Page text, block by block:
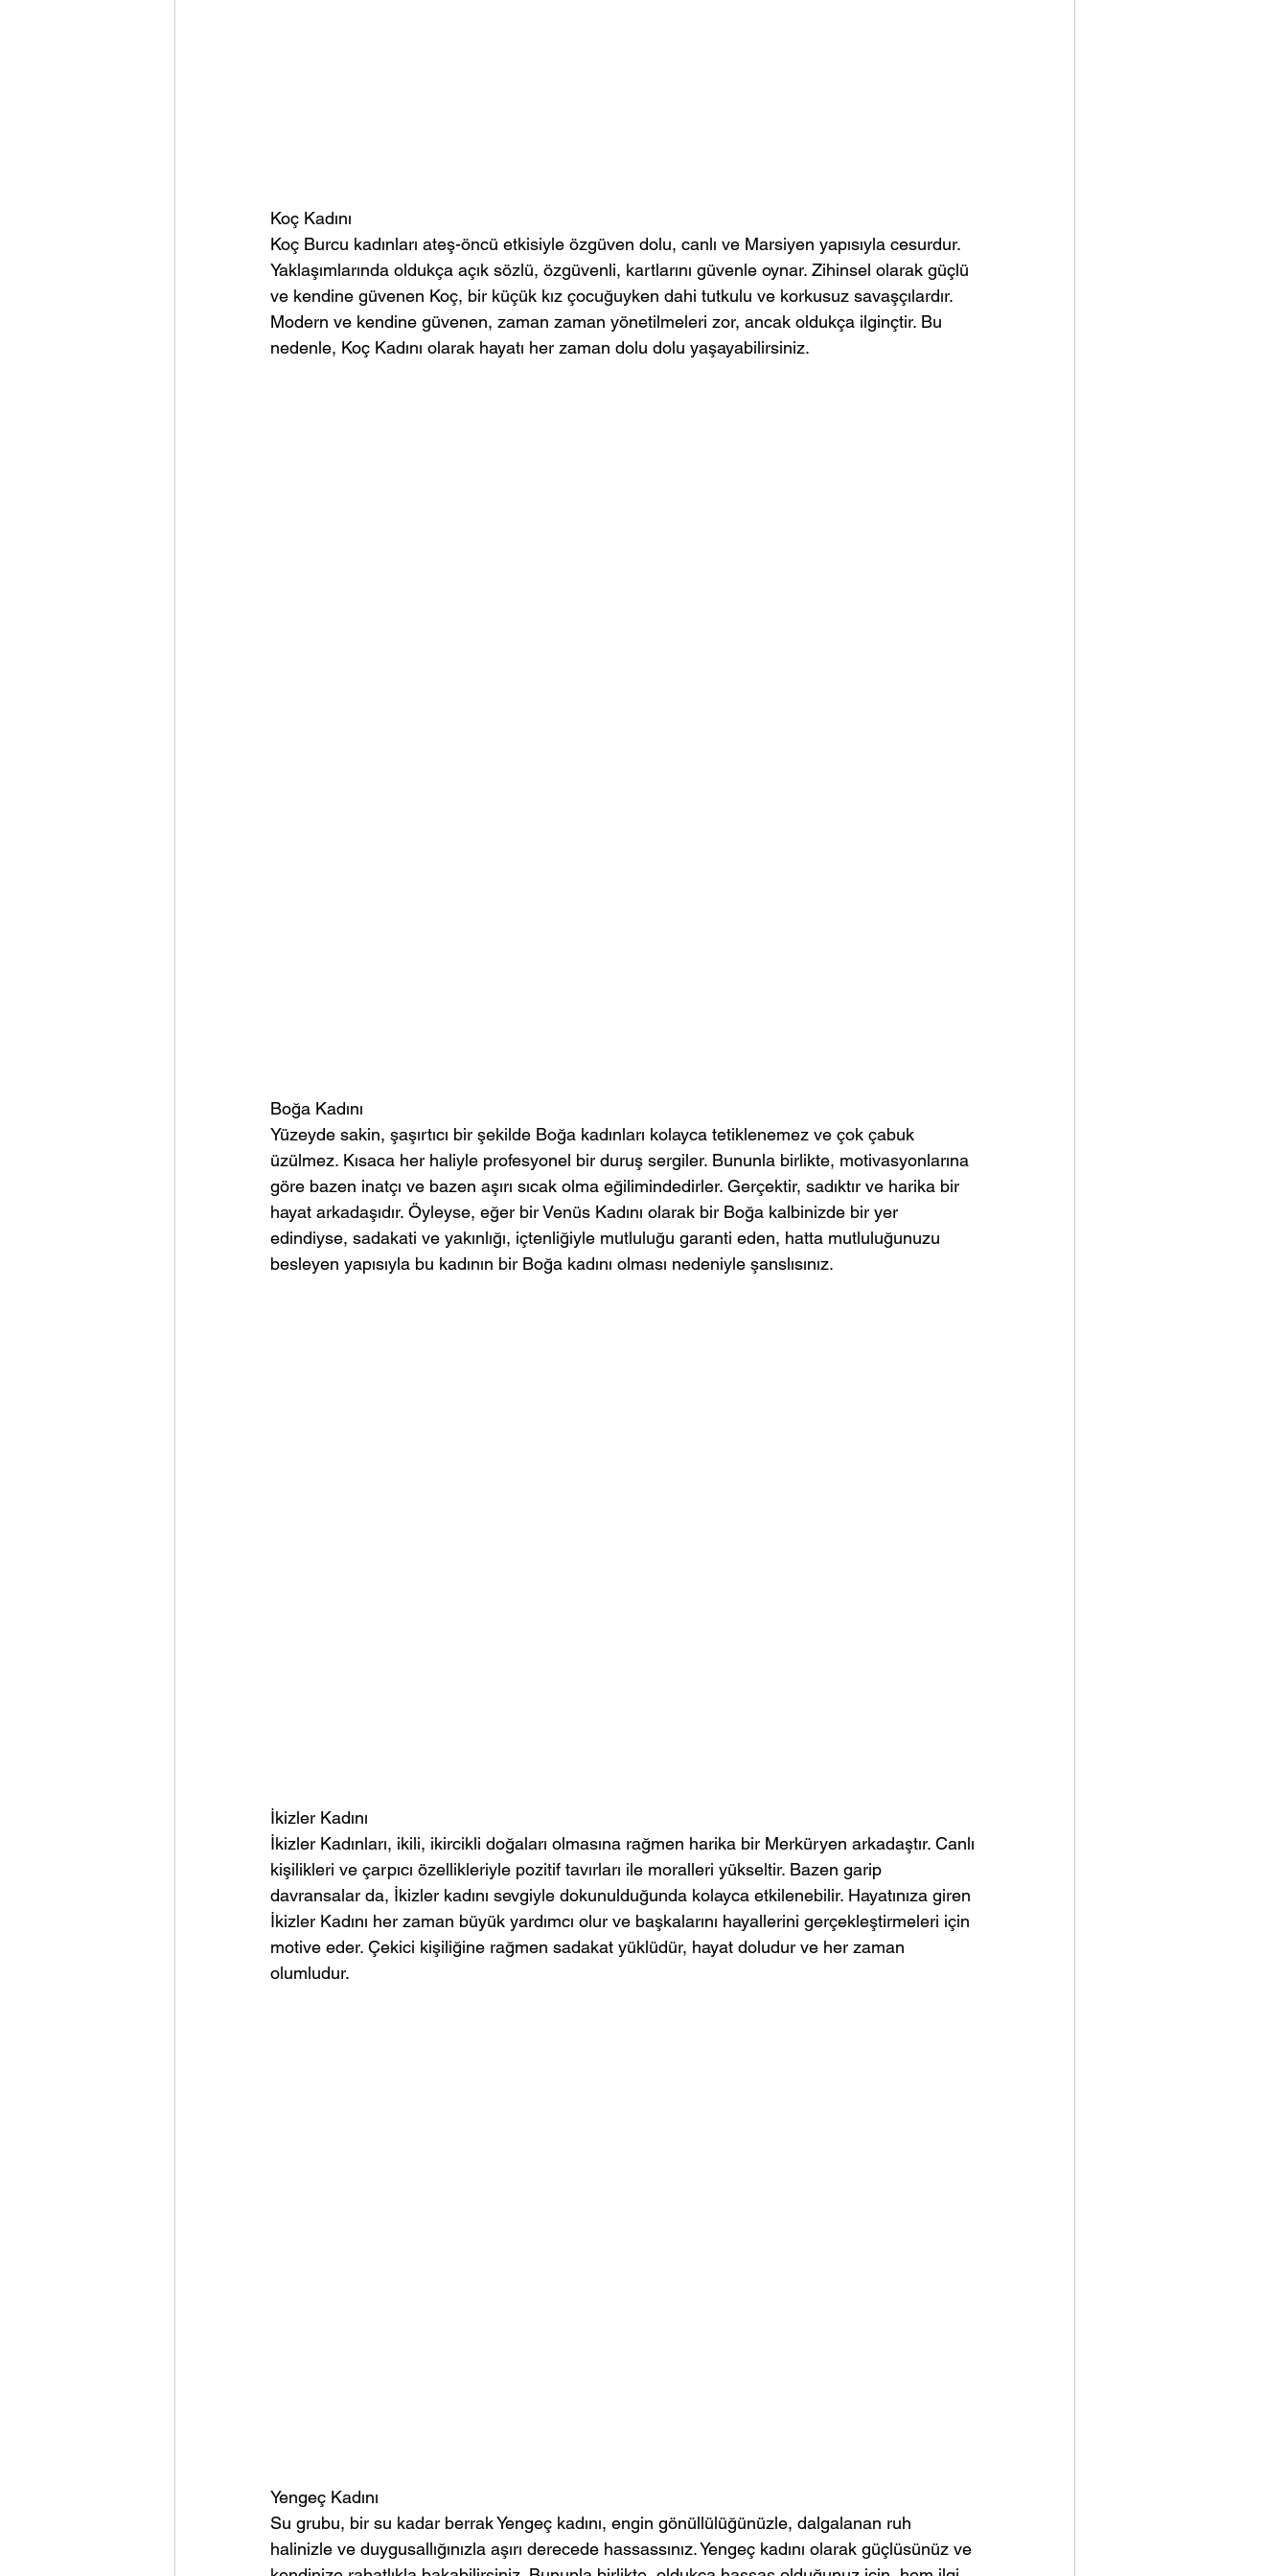
Koç Kadını
Koç Burcu kadınları ateş-öncü etkisiyle özgüven dolu, canlı ve Marsiyen yapısıyla cesurdur.
Yaklaşımlarında oldukça açık sözlü, özgüvenli, kartlarını güvenle oynar. Zihinsel olarak güçlü
ve kendine güvenen Koç, bir küçük kız çocuğuyken dahi tutkulu ve korkusuz savaşçılardır.
Modern ve kendine güvenen, zaman zaman yönetilmeleri zor, ancak oldukça ilginçtir. Bu
nedenle, Koç Kadını olarak hayatı her zaman dolu dolu yaşayabilirsiniz.
Boğa Kadını
Yüzeyde sakin, şaşırtıcı bir şekilde Boğa kadınları kolayca tetiklenemez ve çok çabuk
üzülmez. Kısaca her haliyle profesyonel bir duruş sergiler. Bununla birlikte, motivasyonlarına
göre bazen inatçı ve bazen aşırı sıcak olma eğilimindedirler. Gerçektir, sadıktır ve harika bir
hayat arkadaşıdır. Öyleyse, eğer bir Venüs Kadını olarak bir Boğa kalbinizde bir yer
edindiyse, sadakati ve yakınlığı, içtenliğiyle mutluluğu garanti eden, hatta mutluluğunuzu
besleyen yapısıyla bu kadının bir Boğa kadını olması nedeniyle şanslısınız.
İkizler Kadını
İkizler Kadınları, ikili, ikircikli doğaları olmasına rağmen harika bir Merküryen arkadaştır. Canlı
kişilikleri ve çarpıcı özellikleriyle pozitif tavırları ile moralleri yükseltir. Bazen garip
davransalar da, İkizler kadını sevgiyle dokunulduğunda kolayca etkilenebilir. Hayatınıza giren
İkizler Kadını her zaman büyük yardımcı olur ve başkalarını hayallerini gerçekleştirmeleri için
motive eder. Çekici kişiliğine rağmen sadakat yüklüdür, hayat doludur ve her zaman
olumludur.
Yengeç Kadını
Su grubu, bir su kadar berrak Yengeç kadını, engin gönüllülüğünüzle, dalgalanan ruh
halinizle ve duygusallığınızla aşırı derecede hassassınız. Yengeç kadını olarak güçlüsünüz ve